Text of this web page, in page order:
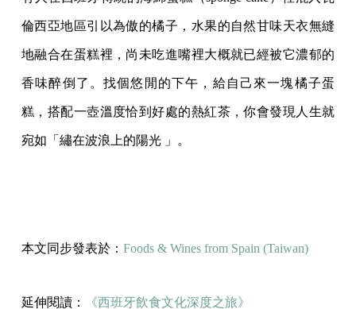
倫西亞地區引以為傲的橘子，水果的自然甘味天衣無縫
地融合在蛋糕裡，尚未吃進嘴裡大概就已經被它濃郁的
香味醉倒了。找個悠閒的下午，給自己來一塊橘子蛋
糕，搭配一壺溫度恰到好處的熱紅茶，你會發現人生就
宛如「繡在波浪上的陽光 」。
本文同步發表於： Foods & Wines from Spain (Taiwan)
延伸閱讀： 《西班牙飲食文化深度之旅》